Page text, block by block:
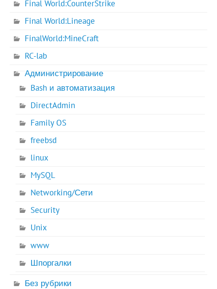
Final World:CounterStrike
Final World:Lineage
FinalWorld:MineCraft
RC-lab
Администрирование
Bash и автоматизация
DirectAdmin
Family OS
freebsd
linux
MySQL
Networking/Сети
Security
Unix
www
Шпоргалки
Без рубрики